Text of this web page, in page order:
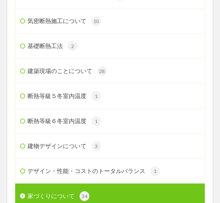
気密断熱施工について 10
基礎断熱工法 2
建築現場のことについて 28
断熱等級５冬室内温度 1
断熱等級６冬室内温度 1
建物デザインについて 3
デザイン・性能・コストのトータルバランス 1
家づくりについて 34